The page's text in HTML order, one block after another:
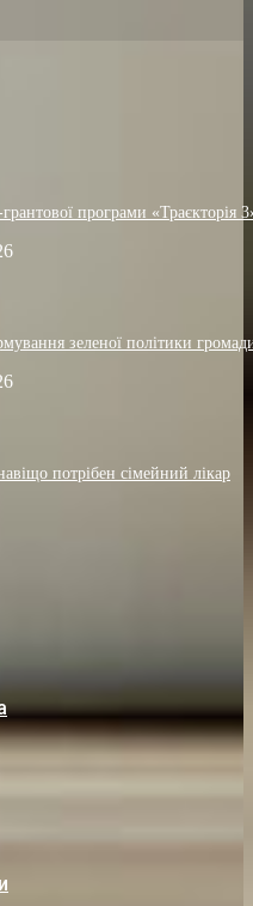
програми «Траєкторія
зеленої політики
потрібен сімейний лікар